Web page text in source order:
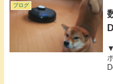
ブログ